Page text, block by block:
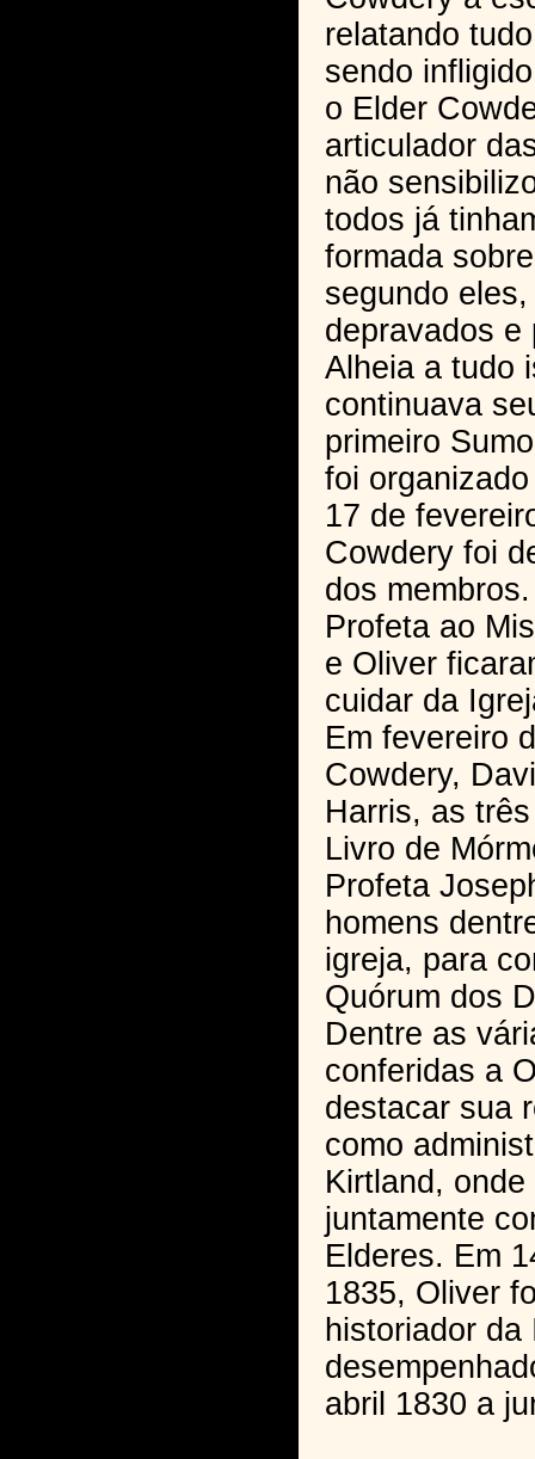
relatando
sendo
o Elder
articulador
não
todos já
formada
segundo
depravados e
Alheia a tudo
continuava
primeiro
foi
17 de
Cowdery foi
dos
Profeta ao
e Oliver
cuidar da
Em fevereiro
Cowdery,
Harris, as
Livro de
Profeta
homens
igreja, para
Quórum dos
Dentre as
conferidas a
destacar sua
como
Kirtland,
juntamente
Elderes. Em
1835, Oliver
historiador
abril 1830 a